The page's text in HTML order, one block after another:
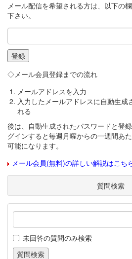
メール配信を希望される方は、以下の
下さい。
◇メール会員登録までの流れ
メールアドレスを入力
入力したメールアドレスに自動生成
れる
後は、自動生成されたパスワードと登
グインすると毎週月曜からの一週間あ
可能になります。
メール会員(無料)の詳しい解説はこち
質問検索
未回答の質問のみ検索